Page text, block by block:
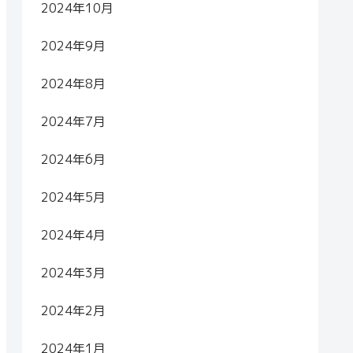
2024年10月
2024年9月
2024年8月
2024年7月
2024年6月
2024年5月
2024年4月
2024年3月
2024年2月
2024年1月